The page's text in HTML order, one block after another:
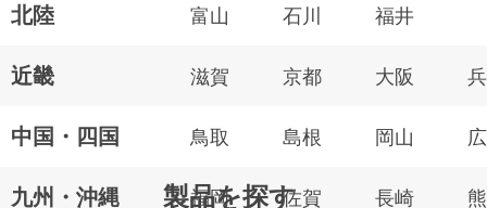
北陸 富山 石川 福井
近畿 滋賀 京都 大阪
中国・四国 鳥取 島根 岡山
九州・沖縄 福岡 佐賀 長崎
製品を探す